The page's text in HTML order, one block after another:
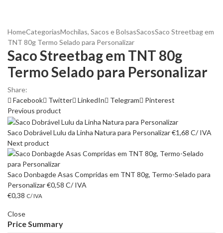
HomeCategoriasMochilas, Sacos e BolsasSacosSaco Streetbag em
TNT 80g Termo Selado para Personalizar
Saco Streetbag em TNT 80g
Termo Selado para Personalizar
Share:
Facebook
Twitter LinkedIn Telegram
Pinterest
Previous product
Saco Dobrável Lulu da Linha Natura para Personalizar€1,68 C/ IVA
Next product
Saco Donbagde Asas Compridas em TNT 80g, Termo-Selado para
Personalizar€0,58 C/ IVA
€0,38 C/ IVA
Close
Price Summary